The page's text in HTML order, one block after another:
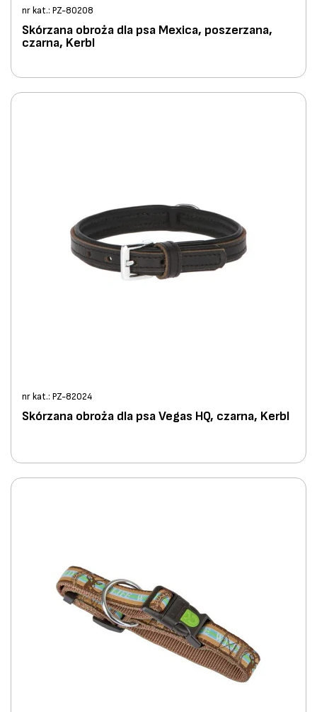
nr kat.: PZ-80208
Skórzana obroża dla psa Mexica, poszerzana,
czarna, Kerbl
nr kat.: PZ-82024
Skórzana obroża dla psa Vegas HQ, czarna, Kerbl